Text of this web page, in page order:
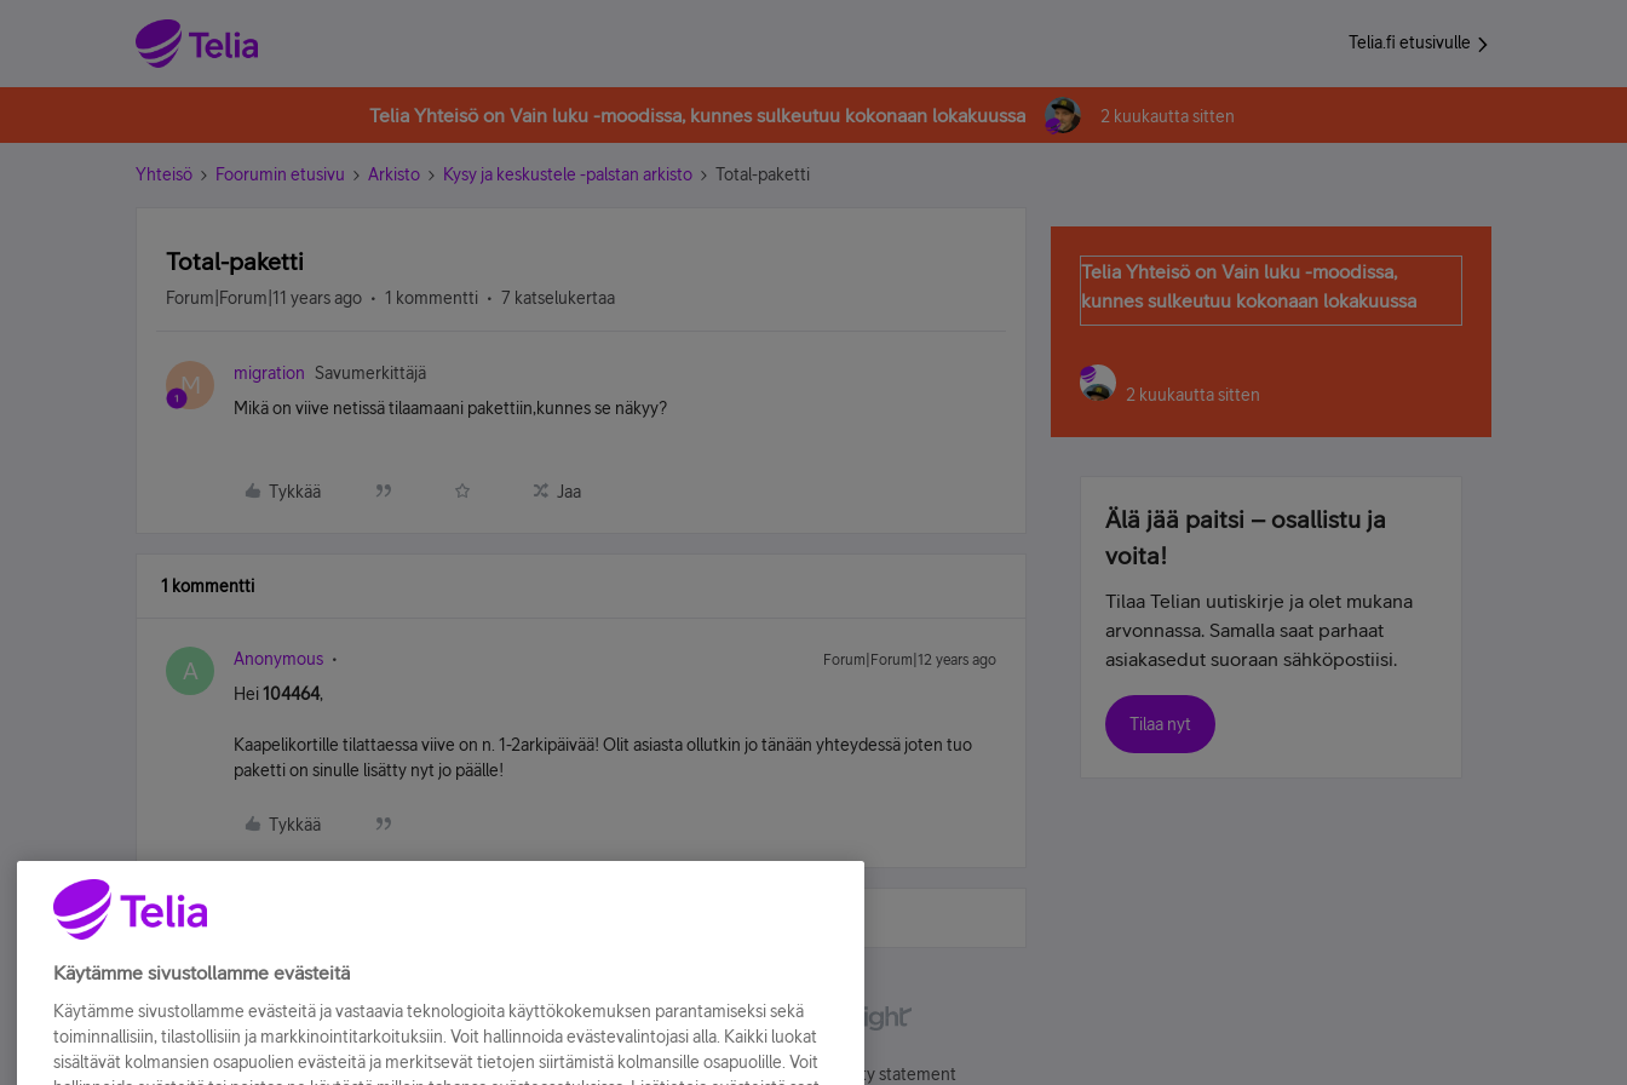
Telia.fi etusivulle
Telia Yhteisö on Vain luku -moodissa, kunnes sulkeutuu kokonaan lokakuussa 2 kuukautta sitten
Yhteisö Foorumin etusivu Arkisto Kysy ja keskustele -palstan arkisto Total-paketti
Total-paketti
Forum|Forum|11 years ago 1 kommentti 7 katselukertaa
M migration
Savumerkittäjä
Mikä on viive netissä tilaamaani pakettiin,kunnes se näkyy?
Tykkää Jaa
1 kommentti
A Anonymous Forum|Forum|12 years ago
Hei104464,
Kaapelikortille tilattaessa viive on n. 1-2arkipäivää! Olit asiasta ollutkin jo tänään yhteydessä joten tuo
paketti on sinulle lisätty nyt jo päälle!
Tykkää
Telia Yhteisö on Vain luku -moodissa,
kunnes sulkeutuu kokonaan lokakuussa
2 kuukautta sitten
Älä jää paitsi – osallistu ja
voita!
Tilaa Telian uutiskirje ja olet mukana
arvonnassa. Samalla saat parhaat
asiakasedut suoraan sähköpostiisi.
Tilaa nyt
Käyttöehdot Accessibility statement
Käytämme sivustollamme evästeitä
Käytämme sivustollamme evästeitä ja vastaavia teknologioita käyttökokemuksen parantamiseksi sekä
toiminnallisiin, tilastollisiin ja markkinointitarkoituksiin. Voit hallinnoida evästevalintojasi alla. Kaikki luokat
sisältävät kolmansien osapuolien evästeitä ja merkitsevät tietojen siirtämistä kolmansille osapuolille. Voit